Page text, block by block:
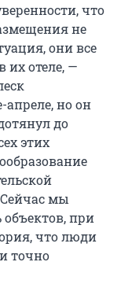
что
не
они все
их отеле, —
но он
до
этих
Сейчас мы
при
что люди
точно